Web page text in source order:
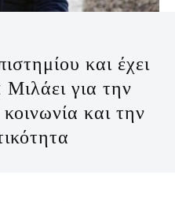
και έχει
για την
και την